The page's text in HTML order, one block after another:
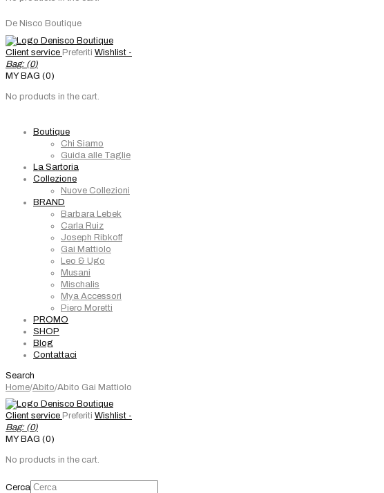
De Nisco Boutique
Client service Preferiti Wishlist -
Bag: (0)
MY BAG (0)
No products in the cart.
Boutique
Chi Siamo
Guida alle Taglie
La Sartoria
Collezione
Nuove Collezioni
BRAND
Barbara Lebek
Carla Ruiz
Joseph Ribkoff
Gai Mattiolo
Leo & Ugo
Musani
Mischalis
Mya Accessori
Piero Moretti
PROMO
SHOP
Blog
Contattaci
Search
Home/Abito/Abito Gai Mattiolo
Client service Preferiti Wishlist -
Bag: (0)
MY BAG (0)
No products in the cart.
Cerca